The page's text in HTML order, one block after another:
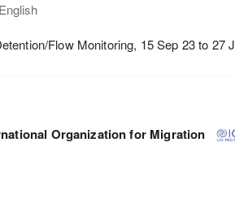
English
Flow Monitoring, 15 Sep 23 to 27
Organization for Migration